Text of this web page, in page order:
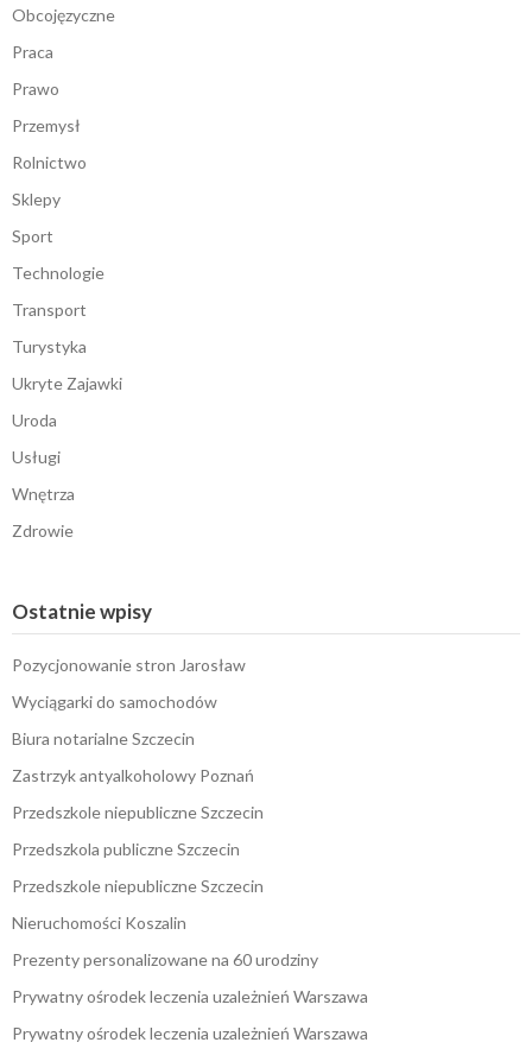
Obcojęzyczne
Praca
Prawo
Przemysł
Rolnictwo
Sklepy
Sport
Technologie
Transport
Turystyka
Ukryte Zajawki
Uroda
Usługi
Wnętrza
Zdrowie
Ostatnie wpisy
Pozycjonowanie stron Jarosław
Wyciągarki do samochodów
Biura notarialne Szczecin
Zastrzyk antyalkoholowy Poznań
Przedszkole niepubliczne Szczecin
Przedszkola publiczne Szczecin
Przedszkole niepubliczne Szczecin
Nieruchomości Koszalin
Prezenty personalizowane na 60 urodziny
Prywatny ośrodek leczenia uzależnień Warszawa
Prywatny ośrodek leczenia uzależnień Warszawa